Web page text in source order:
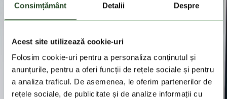
Consimțământ Detalii Despre
Acest site utilizează cookie-uri
Folosim cookie-uri pentru a personaliza conținutul și
anunțurile, pentru a oferi funcții de rețele sociale și pentru
a analiza traficul. De asemenea, le oferim partenerilor de
rețele sociale, de publicitate și de analize informații cu